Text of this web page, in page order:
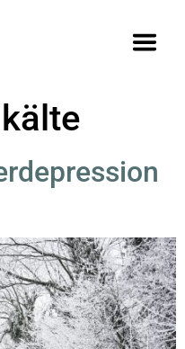
kälte